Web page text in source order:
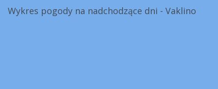
Wykres pogody na nadchodzące dni - Vaklino